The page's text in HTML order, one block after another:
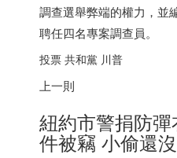
調查選舉弊端的權力，並
聘任四名專案調查員。
投票 共和黨 川普
上一則
紐約市警捐防
件被竊 小偷還